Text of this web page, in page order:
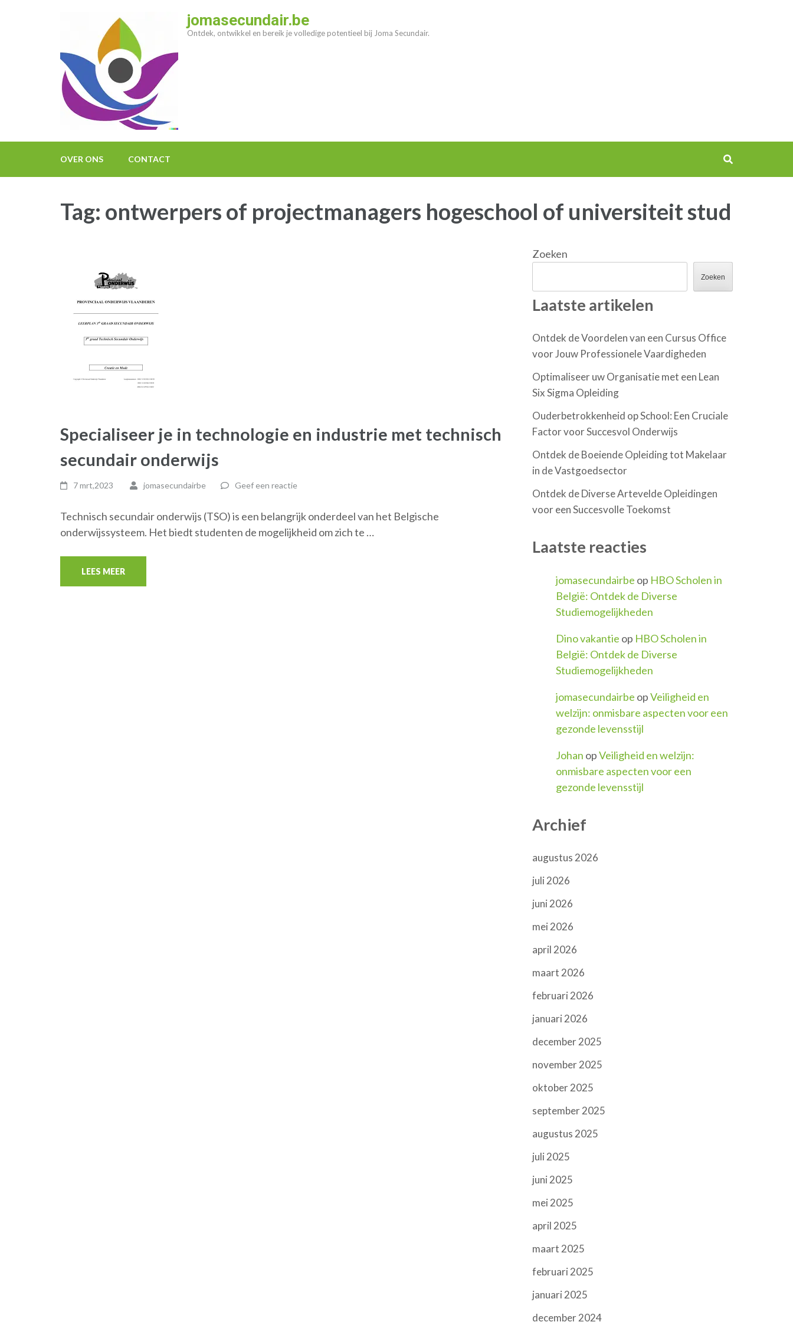
jomasecundair.be
Ontdek, ontwikkel en bereik je volledige potentieel bij Joma Secundair.
OVER ONS CONTACT
Tag: ontwerpers of projectmanagers hogeschool of universiteit stud
Specialiseer je in technologie en industrie met technisch
secundair onderwijs
7 mrt,2023 jomasecundairbe Geef een reactie
Technisch secundair onderwijs (TSO) is een belangrijk onderdeel van het Belgische
onderwijssysteem. Het biedt studenten de mogelijkheid om zich te …
LEES MEER
Zoeken
Zoeken
Laatste artikelen
Ontdek de Voordelen van een Cursus Office
voor Jouw Professionele Vaardigheden
Optimaliseer uw Organisatie met een Lean
Six Sigma Opleiding
Ouderbetrokkenheid op School: Een Cruciale
Factor voor Succesvol Onderwijs
Ontdek de Boeiende Opleiding tot Makelaar
in de Vastgoedsector
Ontdek de Diverse Artevelde Opleidingen
voor een Succesvolle Toekomst
Laatste reacties
jomasecundairbe op HBO Scholen in
België: Ontdek de Diverse
Studiemogelijkheden
Dino vakantie op HBO Scholen in
België: Ontdek de Diverse
Studiemogelijkheden
jomasecundairbe opVeiligheid en
welzijn: onmisbare aspecten voor een
gezonde levensstijl
Johan opVeiligheid en welzijn:
onmisbare aspecten voor een
gezonde levensstijl
Archief
augustus 2026
juli 2026
juni 2026
mei 2026
april 2026
maart 2026
februari 2026
januari 2026
december 2025
november 2025
oktober 2025
september 2025
augustus 2025
juli 2025
juni 2025
mei 2025
april 2025
maart 2025
februari 2025
januari 2025
december 2024